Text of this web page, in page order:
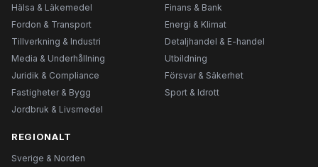
Hälsa & Läkemedel
Finans & Bank
Fordon & Transport
Energi & Klimat
Tillverkning & Industri
Detaljhandel & E-handel
Media & Underhållning
Utbildning
Juridik & Compliance
Försvar & Säkerhet
Fastigheter & Bygg
Sport & Idrott
Jordbruk & Livsmedel
REGIONALT
Sverige & Norden